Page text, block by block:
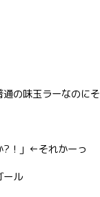
の味玉ラーなのに
?！」←それかーっ
ール